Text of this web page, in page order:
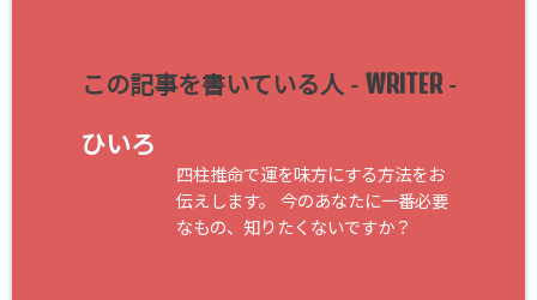
この記事を書いている人 - WRITER-
ひいろ
四柱推命で運を味方にする方法をお
伝えします。 今のあなたに一番必要
なもの、知りたくないですか？